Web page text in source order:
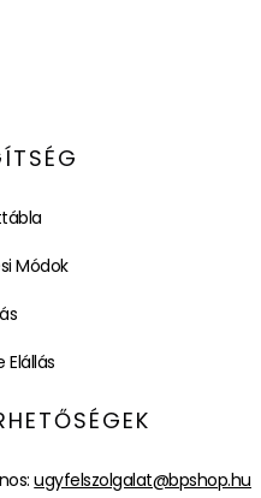
Módok
Elállás
ugyfelszolgalat@bpshop.hu